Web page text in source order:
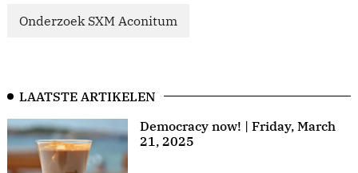
Onderzoek SXM Aconitum
LAATSTE ARTIKELEN
Democracy now! | Friday, March
21, 2025